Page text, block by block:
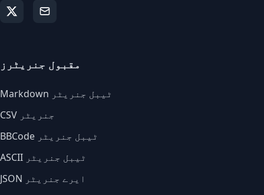
مقبول جنریٹرز
Markdown ٹیبل جنریٹر
CSV جنریٹر
BBCode ٹیبل جنریٹر
ASCII ٹیبل جنریٹر
JSON ایرے جنریٹر